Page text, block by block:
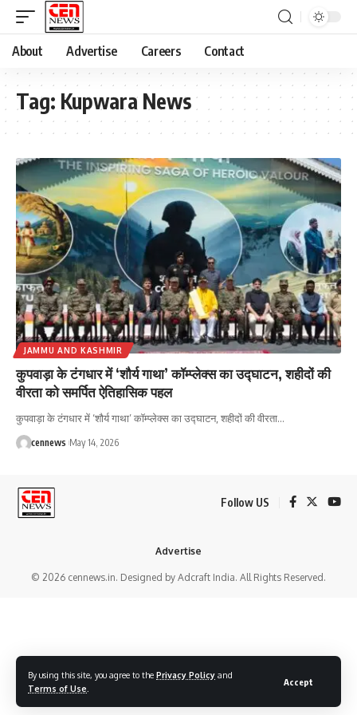
By using this site, you agree to the Privacy Policy and
Terms of Use
Accept
About Advertise Careers Contact
Tag: Kupwara News
JAMMU AND KASHMIR
कुपवाड़ा के टंगधार में ‘शौर्य गाथा’ कॉम्प्लेक्स का उद्घाटन, शहीदों की
वीरता को समर्पित ऐतिहासिक पहल
कुपवाड़ा के टंगधार में ‘शौर्य गाथा’ कॉम्प्लेक्स का उद्घाटन, शहीदों की वीरता…
cennews May 14, 2026
Follow US
© 2026 cennews.in. Designed by Adcraft India. All Rights Reserved.
Advertise